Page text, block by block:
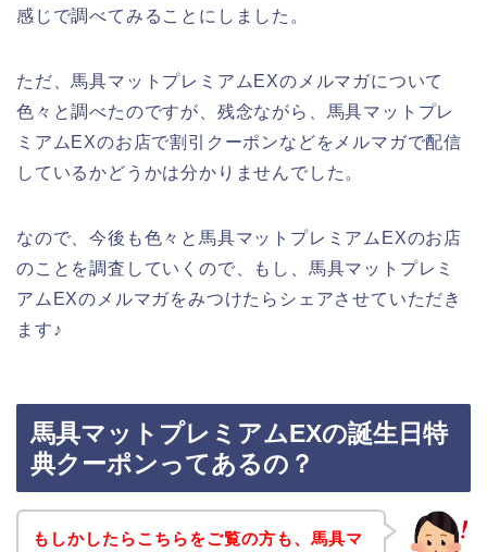
感じで調べてみることにしました。
ただ、馬具マットプレミアムEXのメルマガについて
色々と調べたのですが、残念ながら、馬具マットプレ
ミアムEXのお店で割引クーポンなどをメルマガで配信
しているかどうかは分かりませんでした。
なので、今後も色々と馬具マットプレミアムEXのお店
のことを調査していくので、もし、馬具マットプレミ
アムEXのメルマガをみつけたらシェアさせていただき
ます♪
馬具マットプレミアムEXの誕生日特
典クーポンってあるの？
もしかしたらこちらをご覧の方も、馬具マ